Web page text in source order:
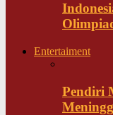
Entertaiment
Pendiri